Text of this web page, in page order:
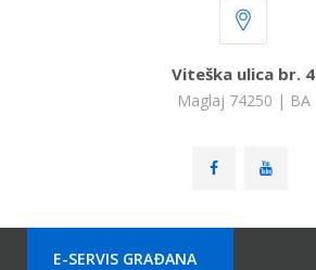
Viteška ulica br. 4
Maglaj 74250 | BA
E-SERVIS GRAÐANA